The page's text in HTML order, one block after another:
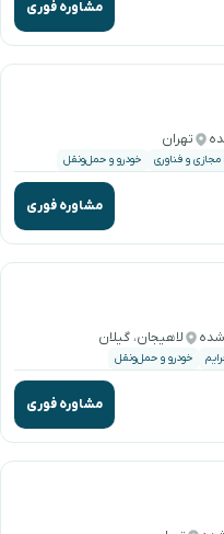
مشاوره فوری
تهران
و فناوری خودرو و حمل‌ونقل
مشاوره فوری
لاهیجان، گیلان
خودرو و حمل‌ونقل
مشاوره فوری